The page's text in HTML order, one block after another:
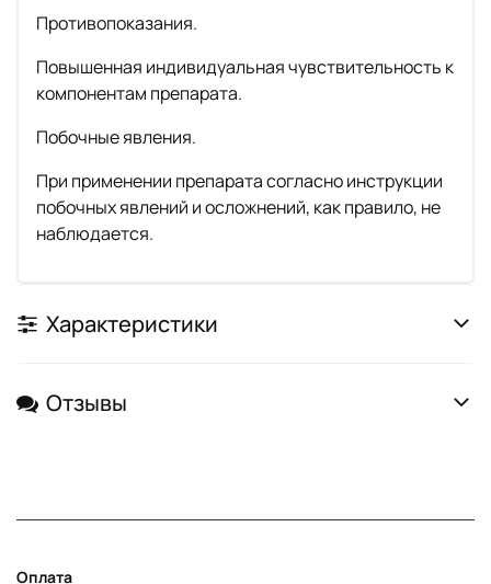
Противопоказания.
Повышенная индивидуальная чувствительность к
компонентам препарата.
Побочные явления.
При применении препарата согласно инструкции
побочных явлений и осложнений, как правило, не
наблюдается.
Характеристики
Отзывы
Оплата